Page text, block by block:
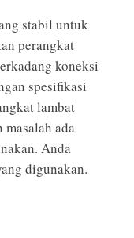
stabil untuk
perangkat
koneksi
spesifikasi
lambat
ada
Anda
digunakan.